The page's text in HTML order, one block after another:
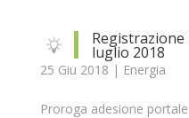
luglio 2018
25 Giu 2018 | Energia
Proroga adesione